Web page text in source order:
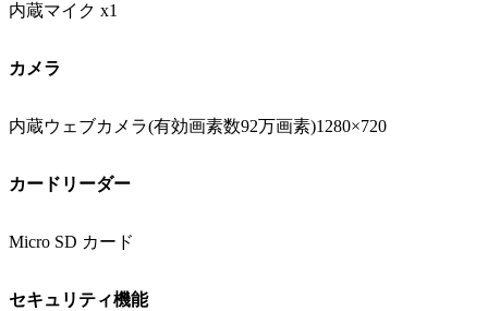
内蔵マイク x1
カメラ
内蔵ウェブカメラ(有効画素数92万画素)1280×720
カードリーダー
Micro SD カード
セキュリティ機能